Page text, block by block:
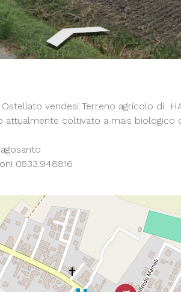
Ostellato vendesi Terreno agricolo di
attualmente coltivato a mais biologico
0533.948816